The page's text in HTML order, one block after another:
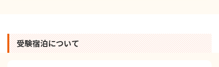
受験宿泊について